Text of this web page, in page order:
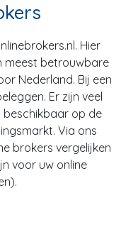
Hier
meest betrouwbare
Nederland. Bij een
Er zijn veel
beschikbaar op de
Via ons
brokers vergelijken
voor uw online